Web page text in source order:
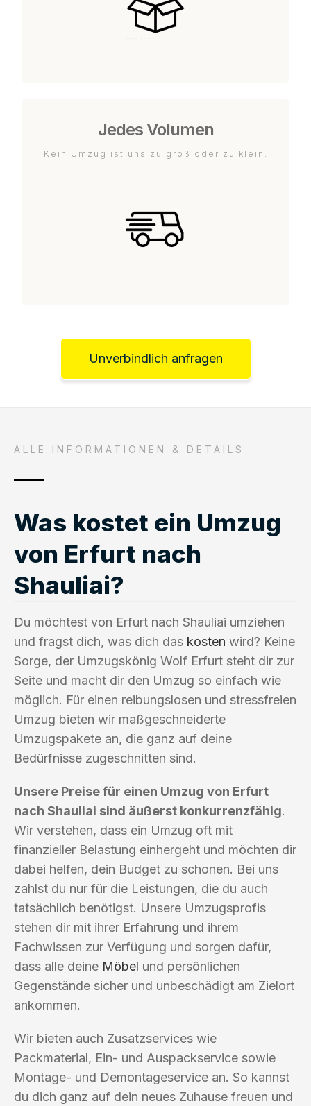
Jedes Volumen
Kein Umzug ist uns zu groß oder zu klein.
Unverbindlich anfragen
ALLE INFORMATIONEN & DETAILS
Was kostet ein Umzug
von Erfurt nach
Shauliai?
Du möchtest von Erfurt nach Shauliai umziehen
und fragst dich, was dich das kosten wird? Keine
Sorge, der Umzugskönig Wolf Erfurt steht dir zur
Seite und macht dir den Umzug so einfach wie
möglich. Für einen reibungslosen und stressfreien
Umzug bieten wir maßgeschneiderte
Umzugspakete an, die ganz auf deine
Bedürfnisse zugeschnitten sind.
Unsere Preise für einen Umzug von Erfurt
nach Shauliai sind äußerst konkurrenzfähig.
Wir verstehen, dass ein Umzug oft mit
finanzieller Belastung einhergeht und möchten dir
dabei helfen, dein Budget zu schonen. Bei uns
zahlst du nur für die Leistungen, die du auch
tatsächlich benötigst. Unsere Umzugsprofis
stehen dir mit ihrer Erfahrung und ihrem
Fachwissen zur Verfügung und sorgen dafür,
dass alle deine Möbel und persönlichen
Gegenstände sicher und unbeschädigt am Zielort
ankommen.
Wir bieten auch Zusatzservices wie
Packmaterial, Ein- und Auspackservice sowie
Montage- und Demontageservice an. So kannst
du dich ganz auf dein neues Zuhause freuen und